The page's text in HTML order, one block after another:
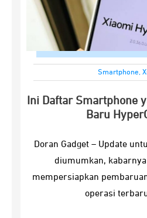
Smartphone,
Ini Daftar Smartphone
Baru
Doran Gadget – Update
diumumkan,
mempersiapkan
operasi